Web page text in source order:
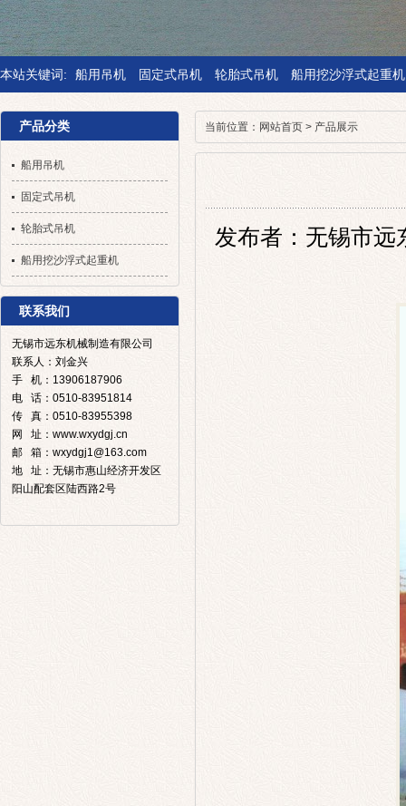
本站关键词: 船用吊机 固定式吊机 轮胎式吊机 船用挖沙浮式起重机
当前位置： 网站首页 > 产品展示
发布者：无锡市远
产品分类
船用吊机
固定式吊机
轮胎式吊机
船用挖沙浮式起重机
联系我们
无锡市远东机械制造有限公司
联系人：刘金兴
手 机：13906187906
电 话：0510-83951814
传 真：0510-83955398
网 址：www.wxydgj.cn
邮 箱：wxydgj1@163.com
地 址：无锡市惠山经济开发区
阳山配套区陆西路2号